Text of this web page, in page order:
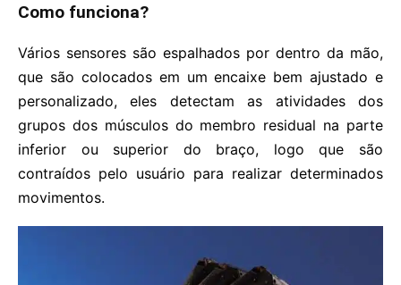
Como funciona?
Vários sensores são espalhados por dentro da mão,
que são colocados em um encaixe bem ajustado e
personalizado, eles detectam as atividades dos
grupos dos músculos do membro residual na parte
inferior ou superior do braço, logo que são
contraídos pelo usuário para realizar determinados
movimentos.